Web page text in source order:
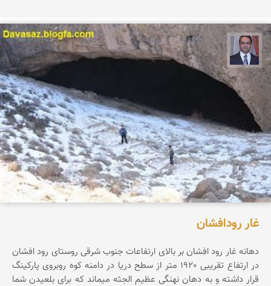
نادر چقاجردی
غار رودافشان
دهانه غار رود افشان بر بالای ارتفاعات جنوب شرقی روستای رود افشان
در ارتفاع تقریبی 1920 متر از سطح دریا در دامنه کوه روبروی پارکینگ
قرار داشته و به دهان نهنگی عظیم الجثه میماند که برای بلعیدن شما